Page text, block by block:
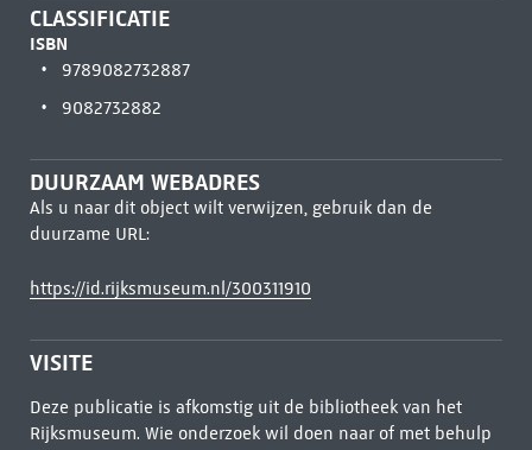
CLASSIFICATIE
ISBN
9789082732887
9082732882
DUURZAAM WEBADRES
Als u naar dit object wilt verwijzen, gebruik dan de
duurzame URL:
https://id.rijksmuseum.nl/300311910
VISITE
Deze publicatie is afkomstig uit de bibliotheek van het
Rijksmuseum. Wie onderzoek wil doen naar of met behulp